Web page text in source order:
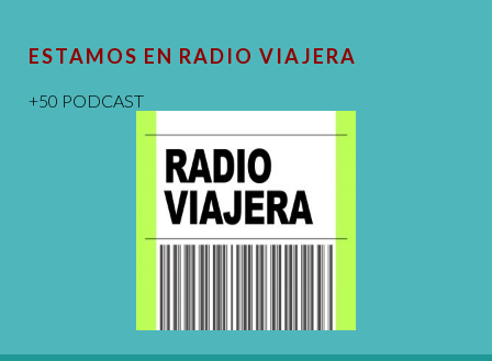
ESTAMOS EN RADIO VIAJERA
+50 PODCAST